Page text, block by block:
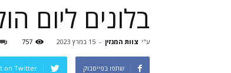
בלונים ליום
ע"י צוות המגזין - 15 במרץ 2023 757
שתפו בפייסבוק on Twitter